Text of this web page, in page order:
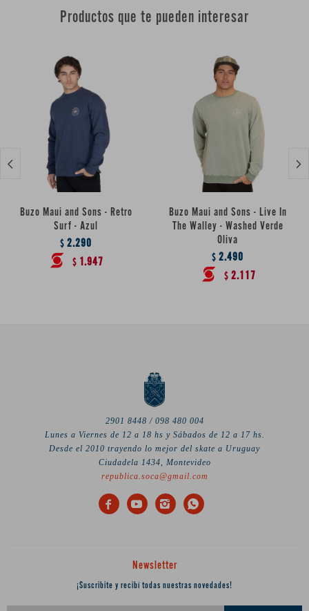
Productos que te pueden interesar
Buzo Maui and Sons - Retro
Surf - Azul
$ 2.290
$ 1.947
Buzo Maui and Sons - Live In
The Walley - Washed Verde
Oliva
$ 2.490
$ 2.117
 
2901 8448 / 098 480 004
Lunes a Viernes de 12 a 18 hs y Sábados de 12 a 17 hs.
Desde el 2010 trayendo lo mejor del skate a Uruguay
Ciudadela 1434, Montevideo
republica.soca@gmail.com
   
Newsletter
¡Suscribite y recibí todas nuestras novedades!